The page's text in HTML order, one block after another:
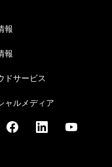
報
報
ドサービス
ャルメディア